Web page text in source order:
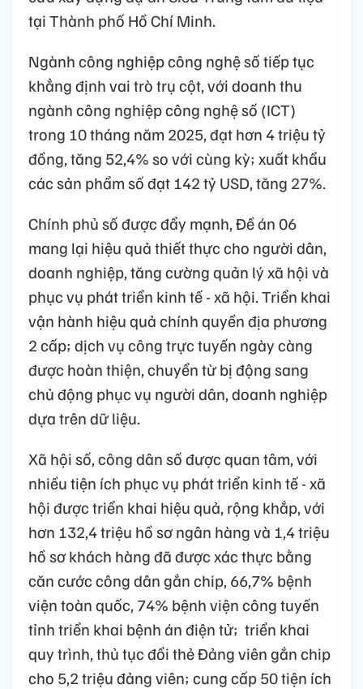
tại Thành phố Hồ Chí Minh.
Ngành công nghiệp công nghệ số tiếp tục
khẳng định vai trò trụ cột, với doanh thu
ngành công nghiệp công nghệ số (ICT)
trong 10 tháng năm 2025, đạt hơn 4 triệu tỷ
đồng, tăng 52,4% so với cùng kỳ; xuất khẩu
các sản phẩm số đạt 142 tỷ USD, tăng 27%.
Chính phủ số được đẩy mạnh, Đề án 06
mang lại hiệu quả thiết thực cho người dân,
doanh nghiệp, tăng cường quản lý xã hội và
phục vụ phát triển kinh tế - xã hội. Triển khai
vận hành hiệu quả chính quyền địa phương
2 cấp; dịch vụ công trực tuyến ngày càng
được hoàn thiện, chuyển từ bị động sang
chủ động phục vụ người dân, doanh nghiệp
dựa trên dữ liệu.
Xã hội số, công dân số được quan tâm, với
nhiều tiện ích phục vụ phát triển kinh tế - xã
hội được triển khai hiệu quả, rộng khắp, với
hơn 132,4 triệu hồ sơ ngân hàng và 1,4 triệu
hồ sơ khách hàng đã được xác thực bằng
căn cước công dân gắn chip, 66,7% bệnh
viện toàn quốc, 74% bệnh viện công tuyến
tỉnh triển khai bệnh án điện tử; triển khai
quy trình, thủ tục đổi thẻ Đảng viên gắn chip
cho 5,2 triệu đảng viên; cung cấp 50 tiện ích